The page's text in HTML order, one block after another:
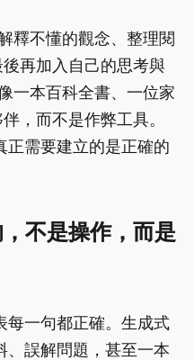
釋不懂的觀念、整理閱
再加入自己的思考與
一本百科全書、一位家
，而不是作弊工具。
正需要建立的是正確的
不是操作，而是
每一句都正確。生成式
、誤解問題，甚至一本